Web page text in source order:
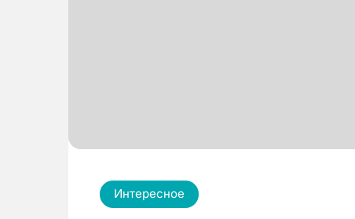
Интересное